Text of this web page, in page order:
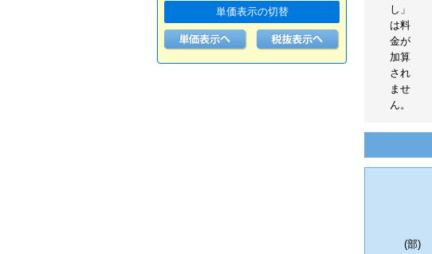
単価表示の切替
し」
は料
金が
加算
され
ませ
ん。
(部)